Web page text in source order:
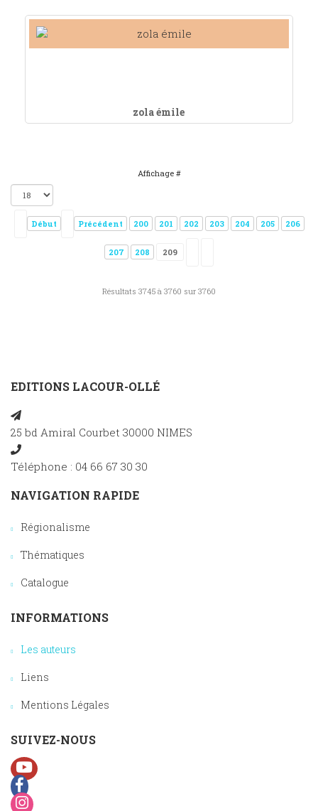
zola émile
Affichage #
Début Précédent 200 201 202 203 204 205 206
207 208 209
Résultats 3745 à 3760 sur 3760
EDITIONS LACOUR-OLLÉ
25 bd Amiral Courbet 30000 NIMES
Téléphone : 04 66 67 30 30
NAVIGATION RAPIDE
Régionalisme
Thématiques
Catalogue
INFORMATIONS
Les auteurs
Liens
Mentions Légales
SUIVEZ-NOUS